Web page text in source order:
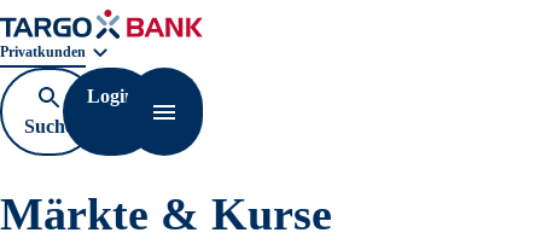
Geschäftsbereichnavigation. Aktuelle Auswahl:
Privatkunden
Suche
öffnen
Login
Navigation öffnen
Märkte & Kurse